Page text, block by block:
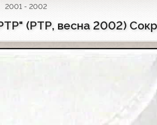
2001 - 2002
(РТР, весна 2002)